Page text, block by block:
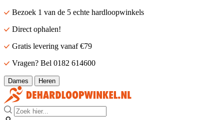
Bezoek 1 van de 5 echte hardloopwinkels
Direct ophalen!
Gratis levering vanaf €79
Vragen? Bel 0182 614600
Dames Heren
Zoek